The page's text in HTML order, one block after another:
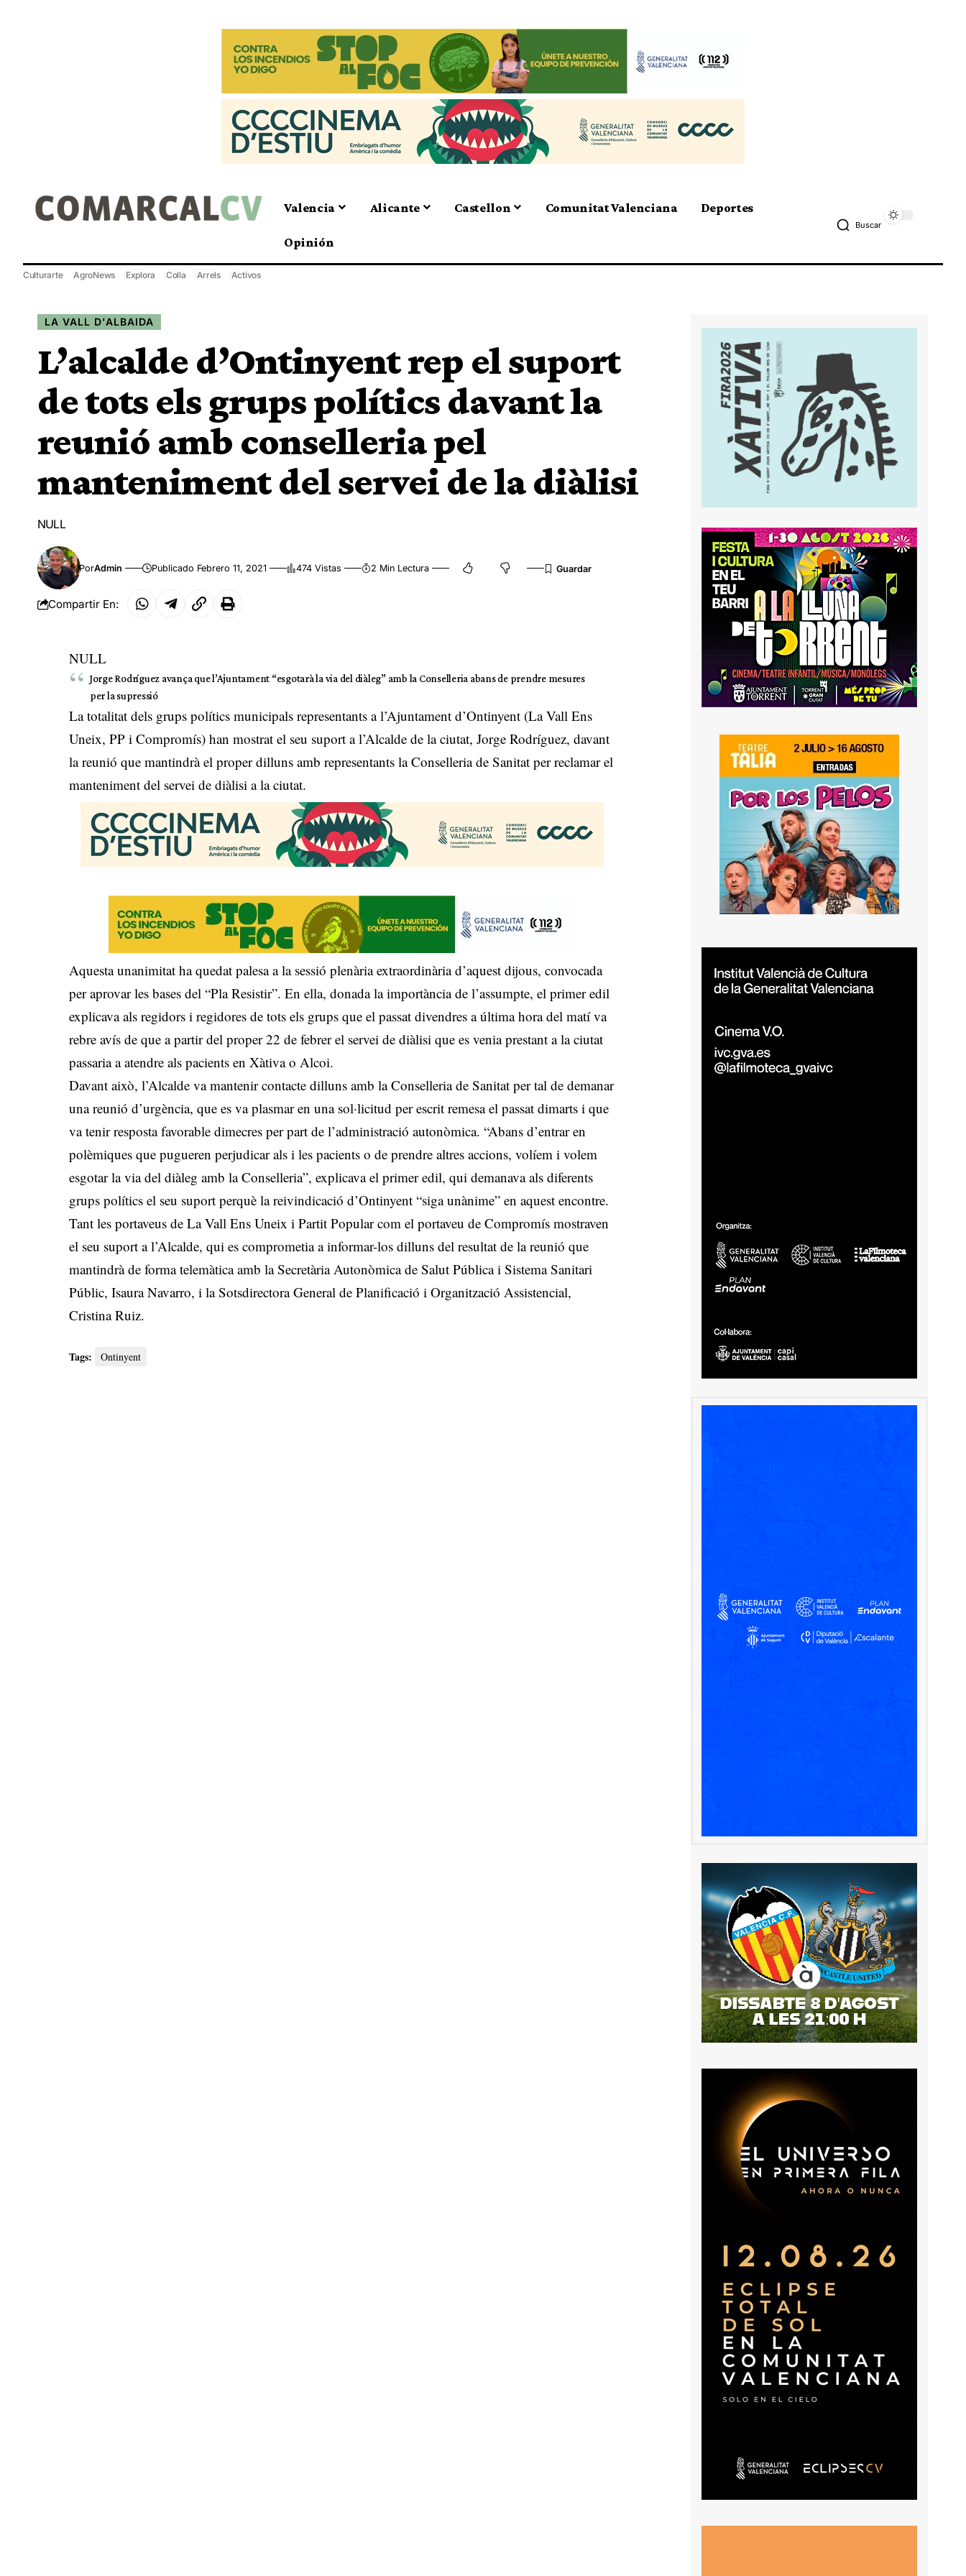
Valencia Alicante Castellon Comunitat Valenciana Deportes
Opinión
Buscar
Culturarte AgroNews Explora Colla Arrels Activos
LA VALL D'ALBAIDA
L’alcalde d’Ontinyent rep el suport
de tots els grups polítics davant la
reunió amb conselleria pel
manteniment del servei de la diàlisi
NULL
PorAdmin Publicado Febrero 11, 2021 474 Vistas 2 Min Lectura
Compartir En:
NULL
Jorge Rodríguez avança que l’Ajuntament “esgotarà la via del diàleg” amb la Conselleria abans de prendre mesures
per la supressió
La totalitat dels grups polítics municipals representants a l’Ajuntament d’Ontinyent (La Vall Ens
Uneix, PP i Compromís) han mostrat el seu suport a l’Alcalde de la ciutat, Jorge Rodríguez, davant
la reunió que mantindrà el proper dilluns amb representants la Conselleria de Sanitat per reclamar el
manteniment del servei de diàlisi a la ciutat.
Aquesta unanimitat ha quedat palesa a la sessió plenària extraordinària d’aquest dijous, convocada
per aprovar les bases del “Pla Resistir”. En ella, donada la importància de l’assumpte, el primer edil
explicava als regidors i regidores de tots els grups que el passat divendres a última hora del matí va
rebre avís de que a partir del proper 22 de febrer el servei de diàlisi que es venia prestant a la ciutat
passaria a atendre als pacients en Xàtiva o Alcoi.
Davant això, l’Alcalde va mantenir contacte dilluns amb la Conselleria de Sanitat per tal de demanar
una reunió d’urgència, que es va plasmar en una sol·licitud per escrit remesa el passat dimarts i que
va tenir resposta favorable dimecres per part de l’administració autonòmica. “Abans d’entrar en
polèmiques que pugueren perjudicar als i les pacients o de prendre altres accions, volíem i volem
esgotar la via del diàleg amb la Conselleria”, explicava el primer edil, qui demanava als diferents
grups polítics el seu suport perquè la reivindicació d’Ontinyent “siga unànime” en aquest encontre.
Tant les portaveus de La Vall Ens Uneix i Partit Popular com el portaveu de Compromís mostraven
el seu suport a l’Alcalde, qui es comprometia a informar-los dilluns del resultat de la reunió que
mantindrà de forma telemàtica amb la Secretària Autonòmica de Salut Pública i Sistema Sanitari
Públic, Isaura Navarro, i la Sotsdirectora General de Planificació i Organització Assistencial,
Cristina Ruiz.
Tags: Ontinyent